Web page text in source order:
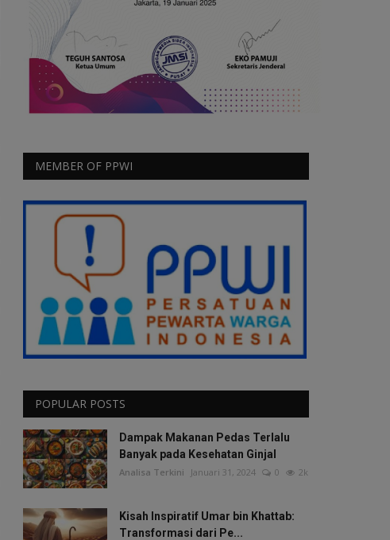
MEMBER OF PPWI
POPULAR POSTS
Dampak Makanan Pedas Terlalu
Banyak pada Kesehatan Ginjal
Analisa Terkini Januari 31, 2024 0 2k
Kisah Inspiratif Umar bin Khattab:
Transformasi dari Pe...